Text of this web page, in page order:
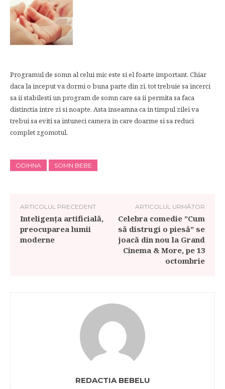
Programul de somn al celui mic este si el foarte important. Chiar
daca la inceput va dormi o buna parte din zi, tot trebuie sa incerci
sa ii stabilesti un program de somn care sa ii permita sa faca
distinctia intre zi si noapte. Asta inseamna ca in timpul zilei va
trebui sa eviti sa intuneci camera in care doarme si sa reduci
complet zgomotul.
ODIHNA SOMN BEBE
ARTICOLUL PRECEDENT
Inteligența artificială,
preocuparea lumii
moderne
ARTICOLUL URMĂTOR
Celebra comedie ”Cum
să distrugi o piesă” se
joacă din nou la Grand
Cinema & More, pe 13
octombrie
REDACTIA BEBELU